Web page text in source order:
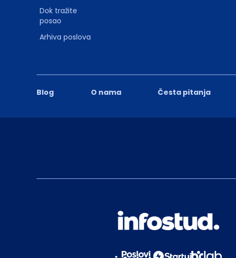
Blog O nama Česta pitanja
Dok tražite
posao
Arhiva poslova